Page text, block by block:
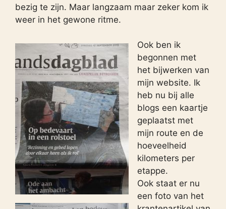
bezig te zijn. Maar langzaam maar zeker kom ik
weer in het gewone ritme.
Ook ben ik
begonnen met
het bijwerken van
mijn website. Ik
heb nu bij alle
blogs een kaartje
geplaatst met
mijn route en de
hoeveelheid
kilometers per
etappe.
Ook staat er nu
een foto van het